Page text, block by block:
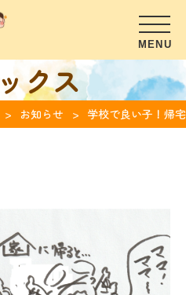
クス
お知らせ 学校で良い子！帰